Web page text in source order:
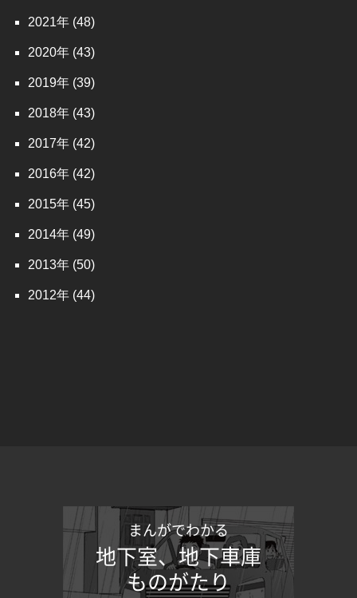
2021 (48)
2020 (43)
2019 (39)
2018 (43)
2017 (42)
2016 (42)
2015 (45)
2014 (49)
2013 (50)
2012 (44)
まんがでわかる
地下室、地下車庫
ものがたり